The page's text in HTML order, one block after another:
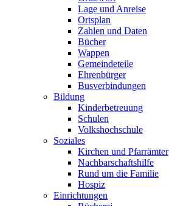
Lage und Anreise
Ortsplan
Zahlen und Daten
Bücher
Wappen
Gemeindeteile
Ehrenbürger
Busverbindungen
Bildung
Kinderbetreuung
Schulen
Volkshochschule
Soziales
Kirchen und Pfarrämter
Nachbarschaftshilfe
Rund um die Familie
Hospiz
Einrichtungen